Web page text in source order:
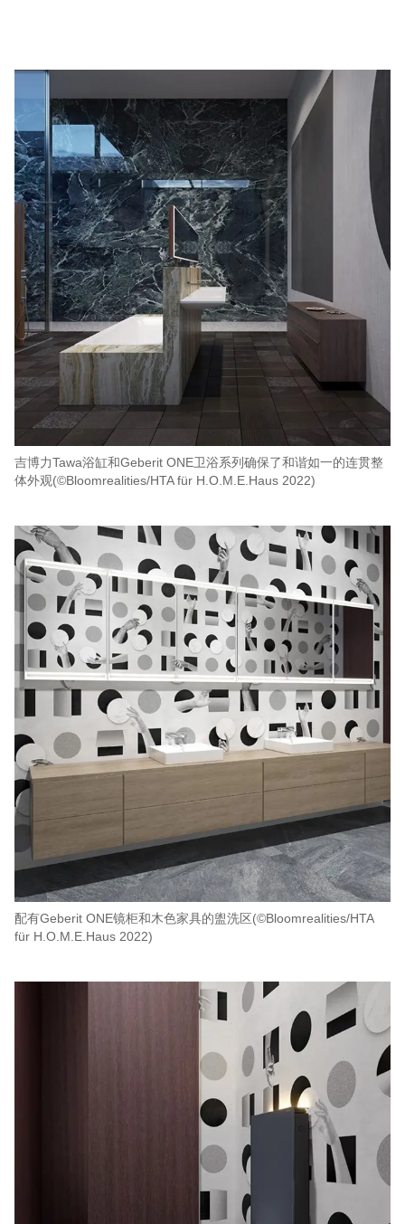
吉博力Tawa浴缸和Geberit ONE卫浴系列确保了和谐如一的连贯整
体外观(©Bloomrealities/HTA für H.O.M.E.Haus 2022)
配有Geberit ONE镜柜和木色家具的盥洗区(©Bloomrealities/HTA
für H.O.M.E.Haus 2022)